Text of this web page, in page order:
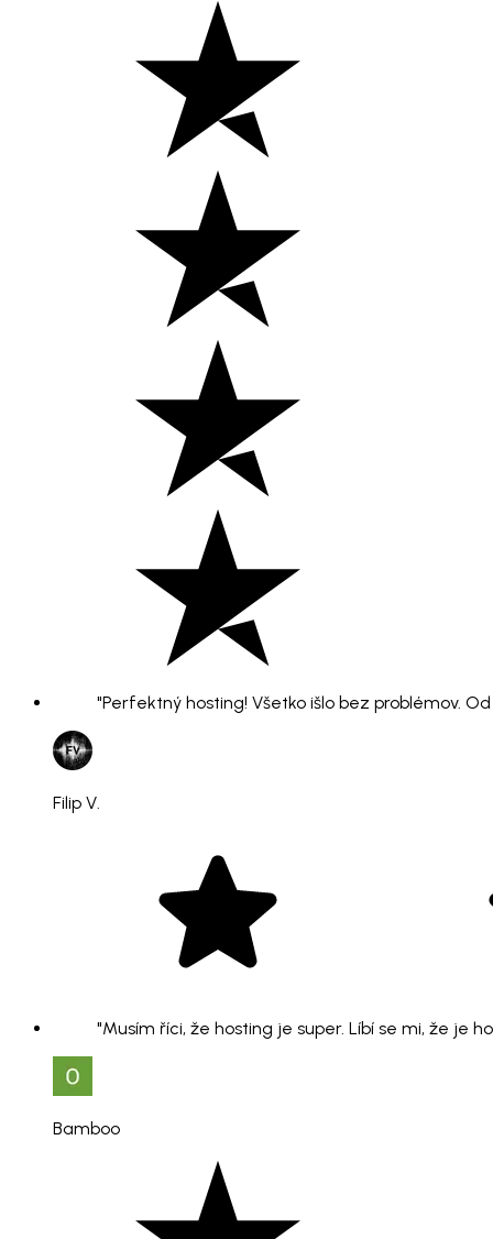
"Perfektný hosting! Všetko išlo bez problémov.
Filip V.
"Musím říci, že hosting je super. Líbí se mi, že je
Bamboo